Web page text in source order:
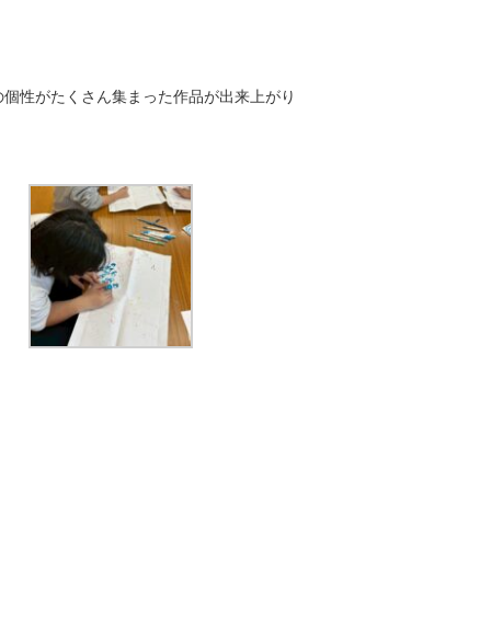
性がたくさん集まった作品が出来上がり